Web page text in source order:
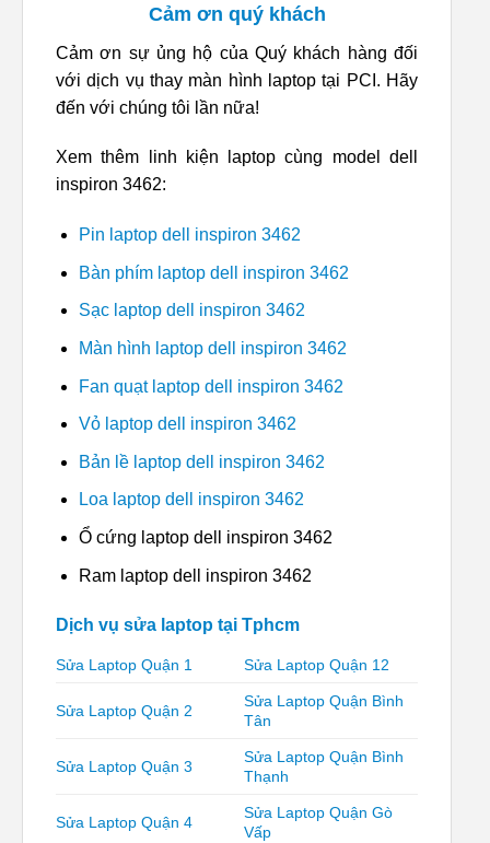
Cảm ơn quý khách
Cảm ơn sự ủng hộ của Quý khách hàng đối
với dịch vụ thay màn hình laptop tại PCI. Hãy
đến với chúng tôi lần nữa!
Xem thêm linh kiện laptop cùng model dell
inspiron 3462:
Pin laptop dell inspiron 3462
Bàn phím laptop dell inspiron 3462
Sạc laptop dell inspiron 3462
Màn hình laptop dell inspiron 3462
Fan quạt laptop dell inspiron 3462
Vỏ laptop dell inspiron 3462
Bản lề laptop dell inspiron 3462
Loa laptop dell inspiron 3462
Ổ cứng laptop dell inspiron 3462
Ram laptop dell inspiron 3462
Dịch vụ sửa laptop tại Tphcm
Sửa Laptop Quận 1 Sửa Laptop Quận 12
Sửa Laptop Quận 2
Sửa Laptop Quận Bình
Tân
Sửa Laptop Quận 3
Sửa Laptop Quận Bình
Thạnh
Sửa Laptop Quận 4
Sửa Laptop Quận Gò
Vấp